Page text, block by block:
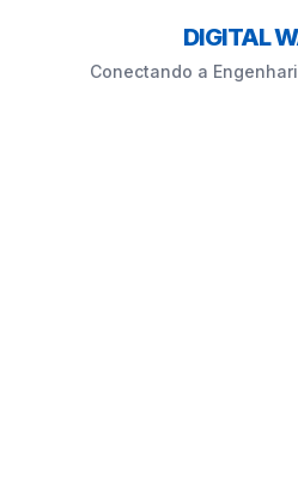
DIGITAL
Conectando a